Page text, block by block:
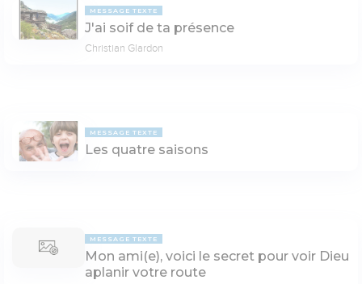
MESSAGE TEXTE
J'ai soif de ta présence
Christian Glardon
MESSAGE TEXTE
Les quatre saisons
MESSAGE TEXTE
Mon ami(e), voici le secret pour voir Dieu
aplanir votre route